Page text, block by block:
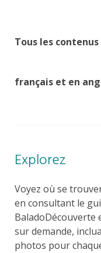
Tous les
français et en
Explorez
Voyez où se
en consultant le
BaladoDécouverte
sur demande,
photos pour